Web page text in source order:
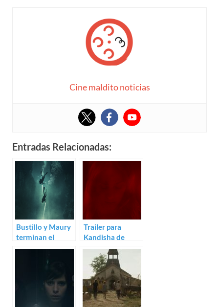
Cine maldito noticias
Entradas Relacionadas:
Bustillo y Maury
terminan el
rodaje de The
Trailer para
Kandisha de
Alexandre
Bustillo y Julien
Maury